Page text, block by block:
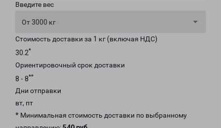
Введите вес
От 3000 кг
Стоимость доставки за 1 кг (включая НДС)
30.2*
Ориентировочный срок доставки
8 - 8**
Дни отправки
вт, пт
* Минимальная стоимость доставки по выбранному